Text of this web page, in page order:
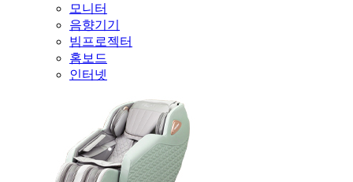
모니터
음향기기
빔프로젝터
홈보드
인터넷